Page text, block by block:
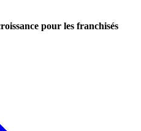
pour les franchisés